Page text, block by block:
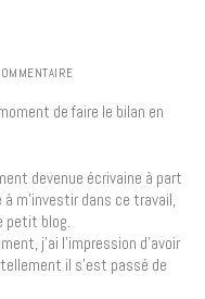
de faire le bilan en
devenue écrivaine à part
m’investir dans ce travail,
petit blog.
j’ai l’impression d’avoir
il s’est passé de